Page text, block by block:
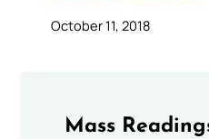
October 11, 2018
Mass